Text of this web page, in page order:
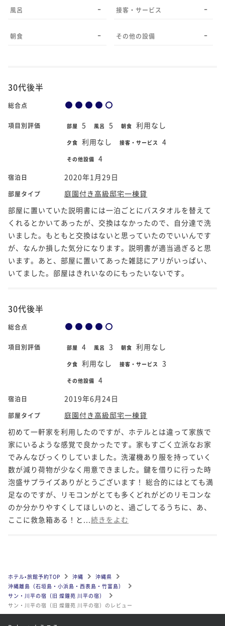
風呂 -
朝食 -
接客・サービス -
その他の設備 -
30代後半
総合点
項目別評価 部屋 5 風呂 5 朝食 利用なし
夕食 利用なし 接客・サービス 4
その他設備 4
宿泊日 2020年1月29日
部屋タイプ
庭園付き高級邸宅一棟貸
部屋に置いていた説明書には一泊ごとにバスタオルを替えて
くれるとかいてあったが、交換はなかったので、自分達で洗
いました。もともと交換はないと思っていたのでいいんです
が、なんか損した気分になります。説明書が適当過ぎると思
います。あと、部屋に置いてあった雑誌にアリがいっぱい、
いてました。部屋はきれいなのにもったいないです。
30代後半
総合点
項目別評価 部屋 4 風呂 3 朝食 利用なし
夕食 利用なし 接客・サービス 3
その他設備 4
宿泊日 2019年6月24日
部屋タイプ
庭園付き高級邸宅一棟貸
初めて一軒家を利用したのですが、ホテルとは違って家族で
家にいるような感覚で良かったです。家もすごく立派なお家
でみんなびっくりしていました。洗濯機あり服を持っていく
数が減り荷物が少なく用意できました。鍵を借りに行った時
泡盛サプライズありがとうございます！ 総合的にはとても満
足なのですが、リモコンがとても多くどれがどのリモコンな
のか分かりやすくしてほしいのと、過ごしてるうちに、あ、
ここに救急箱ある！と... 続きをよむ
ホテル•旅館予約TOP 沖縄
沖縄県
沖縄離島（石垣島・小浜島・西表島・竹富島）
サン・川平の宿（旧 燦鐘苑 川平の宿）
サン・川平の宿（旧 燦鐘苑 川平の宿）のレビュー